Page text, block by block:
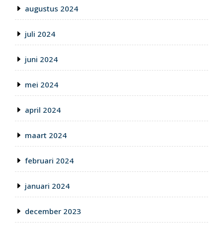
augustus 2024
juli 2024
juni 2024
mei 2024
april 2024
maart 2024
februari 2024
januari 2024
december 2023